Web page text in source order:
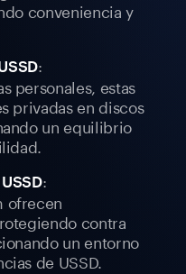
conveniencia y
:
personales, estas
privadas en discos
un equilibrio
:
ofrecen
contra
un entorno
de USSD.